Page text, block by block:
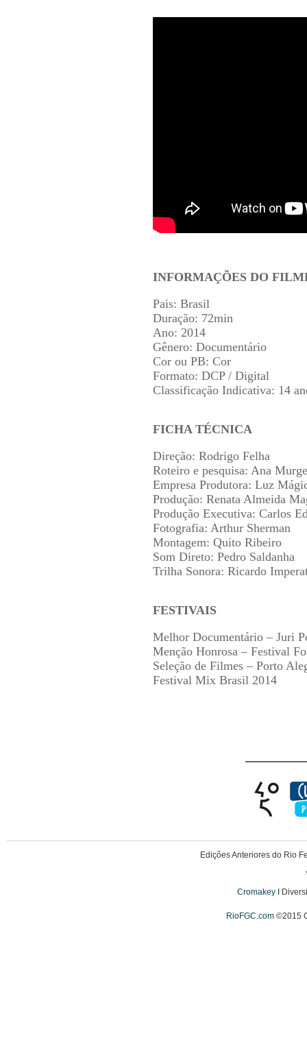
INFORMAÇÕES DO
Pais: Brasil
Duração: 72min
Ano: 2014
Gênero: Documentário
Cor ou PB: Cor
Formato: DCP / Digital
Classificação Indicativa: 14
FICHA TÉCNICA
Direção: Rodrigo Felha
Roteiro e pesquisa: Ana
Empresa Produtora: Luz
Produção: Renata Almeida
Produção Executiva: Carlos
Fotografia: Arthur Sherman
Montagem: Quito Ribeiro
Som Direto: Pedro Saldanha
Trilha Sonora: Ricardo
FESTIVAIS
Melhor Documentário – Juri
Menção Honrosa – Festival
Seleção de Filmes – Porto
Festival Mix Brasil 2014
Edições Anteriores do Rio
Cromakey
I
RioFGC.com©2015